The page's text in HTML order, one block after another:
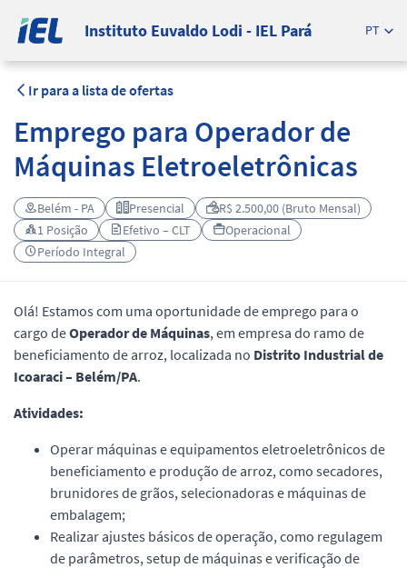
Instituto Euvaldo Lodi - IEL Pará PT
Ir para a lista de ofertas
Emprego para Operador de
Máquinas Eletroeletrônicas
Belém - PA Presencial
R$ 2.500,00 (Bruto Mensal)
1 Posição
Efetivo – CLT
Operacional
Período Integral
Olá! Estamos com uma oportunidade de emprego para o
cargo deOperador de Máquinas, em empresa do ramo de
beneficiamento de arroz, localizada no Distrito Industrial de
Icoaraci – Belém/PA.
Atividades:
Operar máquinas e equipamentos eletroeletrônicos de
beneficiamento e produção de arroz, como secadores,
brunidores de grãos, selecionadoras e máquinas de
embalagem;
Realizar ajustes básicos de operação, como regulagem
de parâmetros, setup de máquinas e verificação de